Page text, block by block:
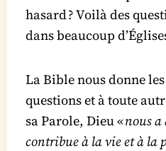
hasard ? Voilà des
dans beaucoup
La Bible nous donne
questions et à toute
sa Parole, Dieu «nous
contribue à la vie et à la